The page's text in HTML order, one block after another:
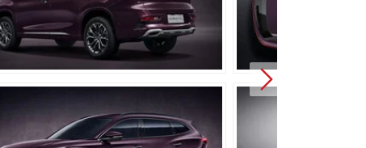
Независимая, типа McPherson
Независимая, многорычажная